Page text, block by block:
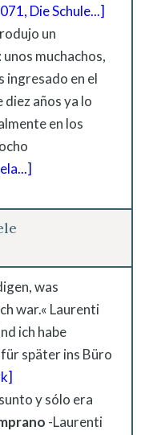
Die Schule...]
un
muchachos,
ingresado en el
diez años ya lo
en los
was
war.« Laurenti
ich habe
später ins Büro
y sólo era
-Laurenti